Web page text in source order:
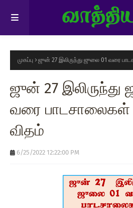
முகப்பு ஜுன் 27 இலிருந்து ஜுலை 01 வரை
ஜுன் 27 இலிருந்து
வரை பாடசாலைகள்
விதம்
6/25/2022 12:22:00 PM